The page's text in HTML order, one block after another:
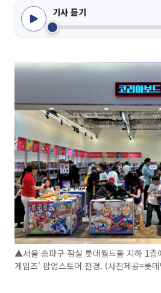
기사 듣기
▲서울 송파구 잠실 롯데월드몰 지하 1층
게임즈' 팝업스토어 전경. (사진제공=롯